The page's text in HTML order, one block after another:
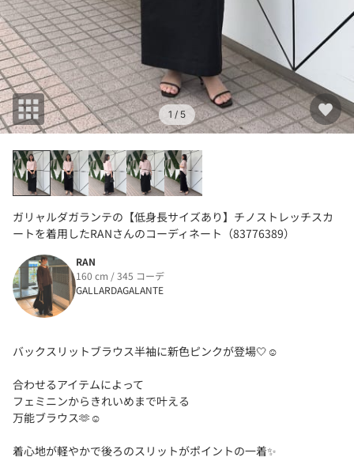
1 / 5
ガリャルダガランテの【低身長サイズあり】チノストレッチスカ
ートを着用したRANさんのコーディネート（83776389）
RAN
160 cm / 345 コーデ
GALLARDAGALANTE
バックスリットブラウス半袖に新色ピンクが登場🤍☺️
合わせるアイテムによって
フェミニンからきれいめまで叶える
万能ブラウス🫶☺️
着心地が軽やかで後ろのスリットがポイントの一着✨